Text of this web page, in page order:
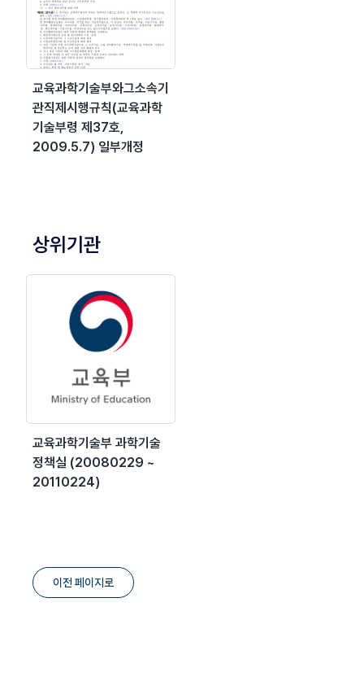
교육과학기술부와그소속기
관직제시행규칙(교육과학
기술부령 제37호,
2009.5.7) 일부개정
상위기관
교육과학기술부 과학기술
정책실 (20080229 ~
20110224)
이전 페이지로